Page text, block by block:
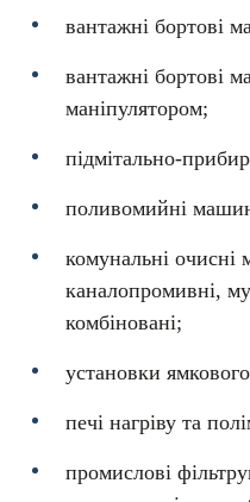
вантажні бортові
вантажні бортові
маніпулятором;
підмітально-
поливомийні
комунальні
каналопромивні,
комбіновані;
установки
печі нагріву та
промислові